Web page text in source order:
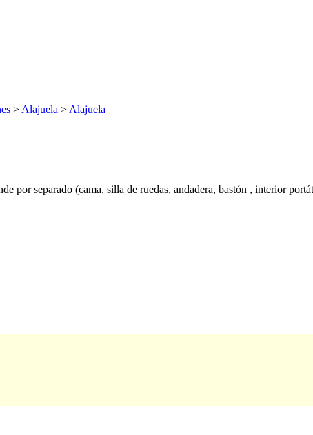
> Alajuela > Alajuela
por separado (cama, silla de ruedas, andadera, bastón , interior